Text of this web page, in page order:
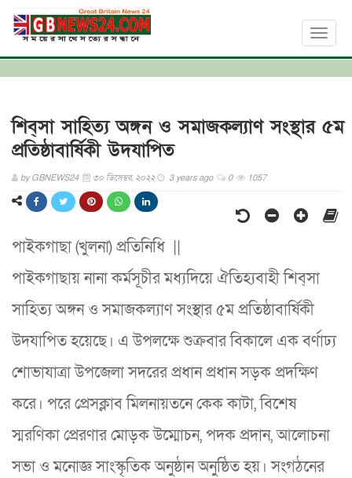
Toggle
শিব্সা সাহিত্য অঙ্গন ও সমাজকল্যাণ সংস্থার ৫ম
প্রতিষ্ঠাবার্ষিকী উদযাপিত
byGBNEWS24 ৩০ ডিসেম্বর, ২০২২ 3 years ago 0 1057
পাইকগাছা (খুলনা) প্রতিনিধি ||
পাইকগাছায় নানা কর্মসূচীর মধ্যদিয়ে ঐতিহ্যবাহী শিব্সা
সাহিত্য অঙ্গন ও সমাজকল্যাণ সংস্থার ৫ম প্রতিষ্ঠাবার্ষিকী
উদযাপিত হয়েছে। এ উপলক্ষে শুক্রবার বিকালে এক বর্ণাঢ্য
শোভাযাত্রা উপজেলা সদরের প্রধান প্রধান সড়ক প্রদক্ষিণ
করে। পরে প্রেসক্লাব মিলনায়তনে কেক কাটা, বিশেষ
স্মরণিকা প্রেরণার মোড়ক উম্মোচন, পদক প্রদান, আলোচনা
সভা ও মনোজ্ঞ সাংস্কৃতিক অনুষ্ঠান অনুষ্ঠিত হয়। সংগঠনের